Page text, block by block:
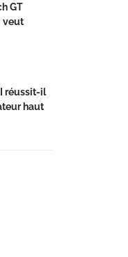
GT
veut
réussit-il
haut